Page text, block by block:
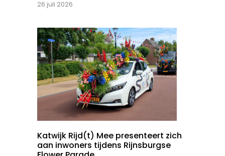
26 juli 2026
Katwijk Rijd(t) Mee presenteert zich
aan inwoners tijdens Rijnsburgse